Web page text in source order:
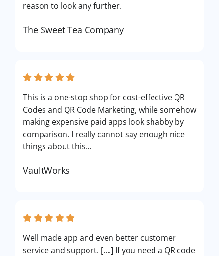
reason to look any further.
The Sweet Tea Company
This is a one-stop shop for cost-effective QR
Codes and QR Code Marketing, while somehow
making expensive paid apps look shabby by
comparison. I really cannot say enough nice
things about this...
VaultWorks
Well made app and even better customer
service and support. [....] If you need a QR code